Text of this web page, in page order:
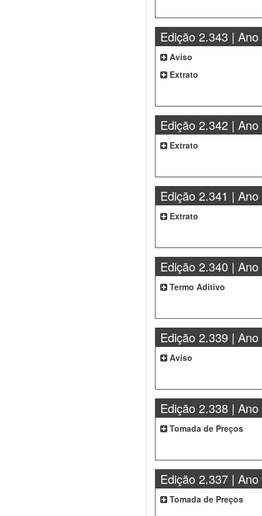
Edição 2.343 | Ano
Aviso
Extrato
Edição 2.342 | Ano
Extrato
Edição 2.341 | Ano
Extrato
Edição 2.340 | Ano
Termo Aditivo
Edição 2.339 | Ano
Aviso
Edição 2.338 | Ano
Tomada de Preços
Edição 2.337 | Ano
Tomada de Preços